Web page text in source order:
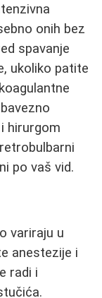
onih bez
spavanje
ukoliko patite
hirurgom
po vaš vid.
variraju u
anestezije i
radi i